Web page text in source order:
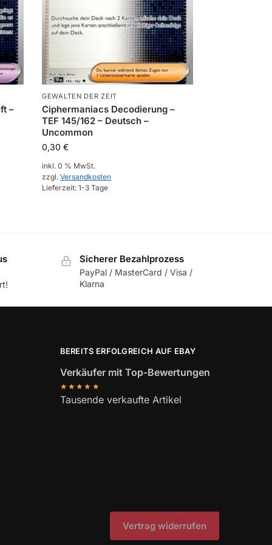
–
GEWALTEN DER ZEIT
Ciphermaniacs Decodierung –
TEF 145/162 – Deutsch –
Uncommon
0,30€
inkl. 0 % MwSt.
zzgl.Versandkosten
Lieferzeit:1-3 Tage
Sicherer Bezahlprozess
PayPal / MasterCard / Visa /
Klarna
BEREITS ERFOLGREICH AUF EBAY
Verkäufer mit Top-Bewertungen
★★★★★
Tausende verkaufte Artikel
Vertrag widerrufen